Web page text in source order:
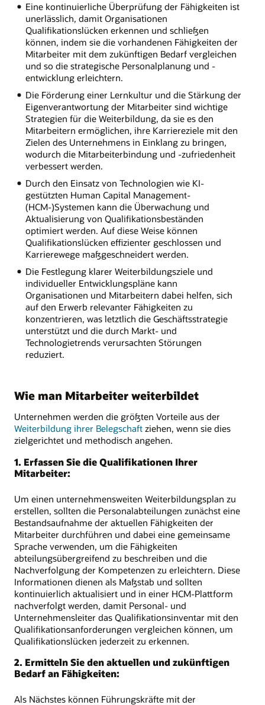
Eine kontinuierliche Überprüfung der Fähigkeiten ist
unerlässlich, damit Organisationen
Qualifikationslücken erkennen und schließen
können, indem sie die vorhandenen Fähigkeiten der
Mitarbeiter mit dem zukünftigen Bedarf vergleichen
und so die strategische Personalplanung und -
entwicklung erleichtern.
Die Förderung einer Lernkultur und die Stärkung der
Eigenverantwortung der Mitarbeiter sind wichtige
Strategien für die Weiterbildung, da sie es den
Mitarbeitern ermöglichen, ihre Karriereziele mit den
Zielen des Unternehmens in Einklang zu bringen,
wodurch die Mitarbeiterbindung und -zufriedenheit
verbessert werden.
Durch den Einsatz von Technologien wie KI-
gestützten Human Capital Management-
(HCM-)Systemen kann die Überwachung und
Aktualisierung von Qualifikationsbeständen
optimiert werden. Auf diese Weise können
Qualifikationslücken effizienter geschlossen und
Karrierewege maßgeschneidert werden.
Die Festlegung klarer Weiterbildungsziele und
individueller Entwicklungspläne kann
Organisationen und Mitarbeitern dabei helfen, sich
auf den Erwerb relevanter Fähigkeiten zu
konzentrieren, was letztlich die Geschäftsstrategie
unterstützt und die durch Markt- und
Technologietrends verursachten Störungen
reduziert.
Wie man Mitarbeiter weiterbildet
Unternehmen werden die größten Vorteile aus der
Weiterbildung ihrer Belegschaft ziehen, wenn sie dies
zielgerichtet und methodisch angehen.
1. Erfassen Sie die Qualifikationen Ihrer
Mitarbeiter:
Um einen unternehmensweiten Weiterbildungsplan zu
erstellen, sollten die Personalabteilungen zunächst eine
Bestandsaufnahme der aktuellen Fähigkeiten der
Mitarbeiter durchführen und dabei eine gemeinsame
Sprache verwenden, um die Fähigkeiten
abteilungsübergreifend zu beschreiben und die
Nachverfolgung der Kompetenzen zu erleichtern. Diese
Informationen dienen als Maßstab und sollten
kontinuierlich aktualisiert und in einer HCM-Plattform
nachverfolgt werden, damit Personal- und
Unternehmensleiter das Qualifikationsinventar mit den
Qualifikationsanforderungen vergleichen können, um
Qualifikationslücken jederzeit zu erkennen.
2. Ermitteln Sie den aktuellen und zukünftigen
Bedarf an Fähigkeiten:
Als Nächstes können Führungskräfte mit der